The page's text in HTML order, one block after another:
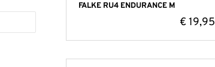
FALKE RU4 ENDURANCE M
€19,95